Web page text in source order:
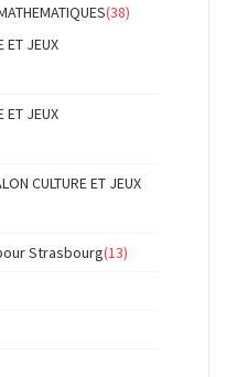
(38)
ET JEUX
ET JEUX
CULTURE ET JEUX
Strasbourg(13)